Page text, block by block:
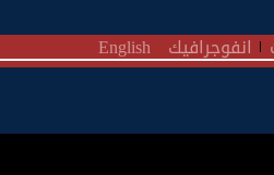
انفوجرافيك English